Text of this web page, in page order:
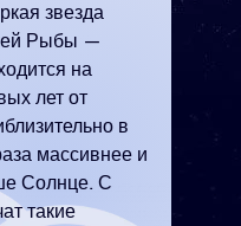
звезда
Рыбы —
на
лет от
в
массивнее и
Солнце. С
такие